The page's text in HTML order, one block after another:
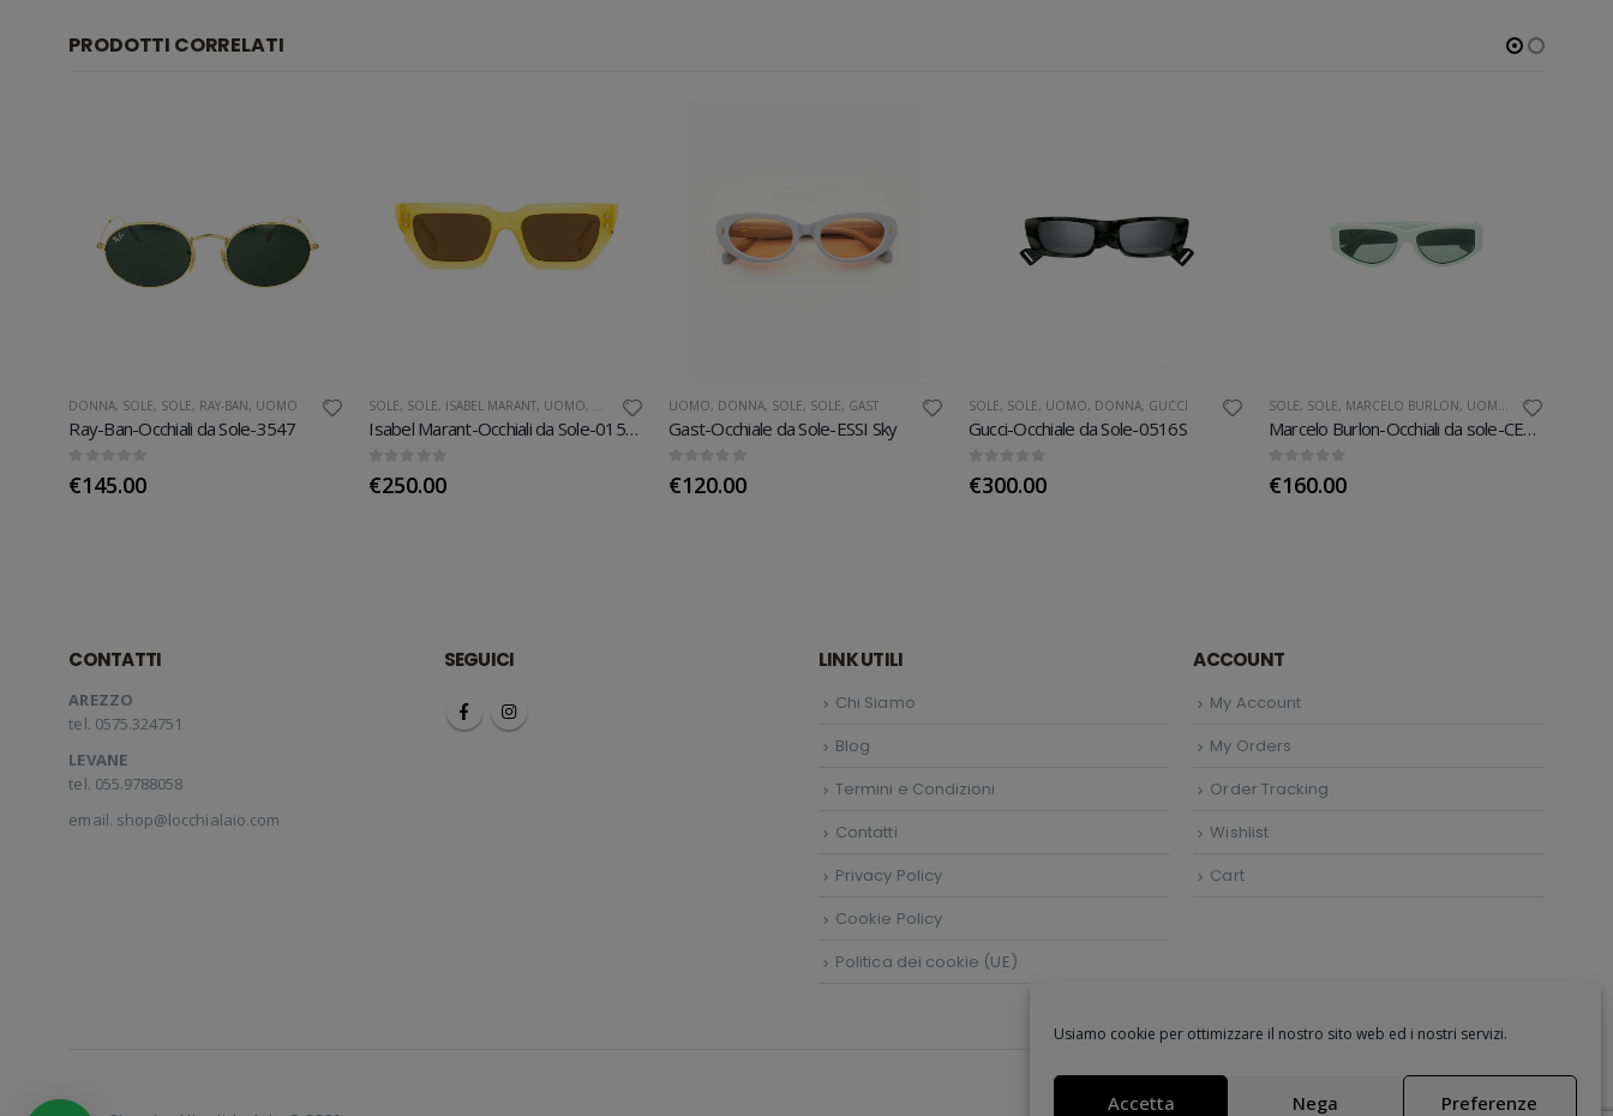
Usiamo cookie per ottimizzare il nostro sito web ed i nostri servizi.
Accetta Nega Preferenze
PRODOTTI CORRELATI
DONNA, SOLE, SOLE, RAY-BAN, UOMO
Ray-Ban-Occhiali da Sole-3547
0Su 5
€145.00
SOLE, SOLE, ISABEL MARANT, UOMO, DONNA
Isabel Marant-Occhiali da Sole-0159/S
0Su 5
€250.00
UOMO, DONNA, SOLE, SOLE, GAST
Gast-Occhiale da Sole-ESSI Sky
0Su 5
€120.00
SOLE, SOLE, UOMO, DONNA, GUCCI
Gucci-Occhiale da Sole-0516S
0Su 5
€300.00
SOLE, SOLE, MARCELO BURLON, UOMO DONNA
Marcelo Burlon-Occhiali da sole-CERI005
0Su 5
€160.00
CONTATTI
AREZZO
tel. 0575.324751
LEVANE
tel. 055.9788058
email. shop@locchialaio.com
SEGUICI LINK UTILI
Chi Siamo
Blog
Termini e Condizioni
Contatti
Privacy Policy
Cookie Policy
Politica dei cookie (UE)
ACCOUNT
My Account
My Orders
Order Tracking
Wishlist
Cart